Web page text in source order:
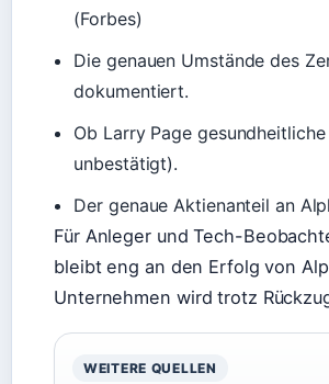
(Forbes)
Die genauen Umstände des
dokumentiert.
Ob Larry Page
unbestätigt).
Der genaue Aktienanteil an
Für Anleger und Tech-
bleibt eng an den Erfolg von
Unternehmen wird trotz
WEITERE QUELLEN